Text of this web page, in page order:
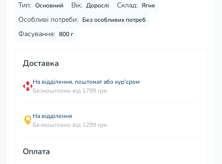
Тип: Основний Вік: Дорослі Склад: Ягня
Особливі потреби: Без особливих потреб
Фасування: 800 г
Доставка
На відділення, поштомат або кур'єром
Безкоштовно від 1799 грн
На відділення
Безкоштовно від 1299 грн
Оплата